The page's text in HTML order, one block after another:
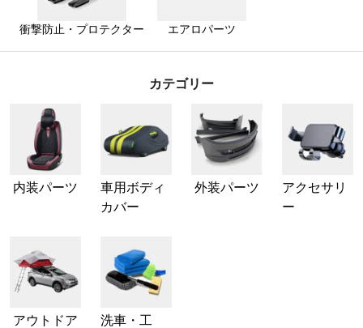
衝撃防止・プロテクター エアロパーツ
カテゴリー
内装パーツ
車用ボディ
カバー
外装パーツ
アクセサリ
ー
アウトドア
洗車・工